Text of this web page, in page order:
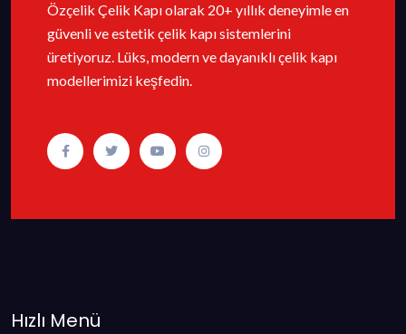
Özçelik Çelik Kapı olarak 20+ yıllık deneyimle en
güvenli ve estetik çelik kapı sistemlerini
üretiyoruz. Lüks, modern ve dayanıklı çelik kapı
modellerimizi keşfedin.
Hızlı Menü